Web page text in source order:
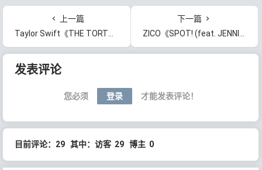
上一篇
Taylor Swift《THE TORTURED POETS DEPARTMENT: THE ANTHOLOGY》[无损FLAC/MP3/2.28GB]百度云网盘下载
下一篇
ZICO《SPOT! (feat. JENNIE)》[无损FLAC/MP3/70MB]百度云网盘下载
发表评论
您必须 登录 才能发表评论！
目前评论：29 其中：访客 29 博主 0